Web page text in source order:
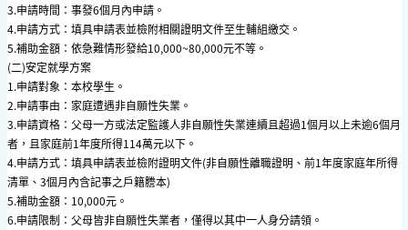
3.申請時間：事發6個月內申請。
4.申請方式：填具申請表並檢附相關證明文件至生輔組繳交。
5.補助金額：依急難情形發給10,000~80,000元不等。
(二)安定就學方案
1.申請對象：本校學生。
2.申請事由：家庭遭遇非自願性失業。
3.申請資格：父母一方或法定監護人非自願性失業連續且超過1個月以上未逾6個月
者，且家庭前1年度所得114萬元以下。
4.申請方式：填具申請表並檢附證明文件(非自願性離職證明、前1年度家庭年所得
清單、3個月內含記事之戶籍謄本)
5.補助金額：10,000元。
6.申請限制：父母皆非自願性失業者，僅得以其中一人身分請領。